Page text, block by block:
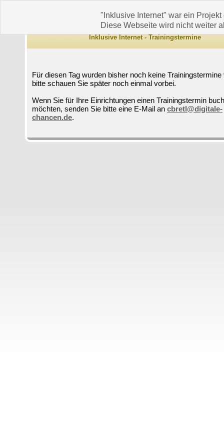
"Inklusive Internet" war ein
Diese Webseite wird nicht weiter
Inklusive Internet - Trainingstermine
Für diesen Tag wurden bisher noch keine Trainingstermine
bitte schauen Sie später noch einmal vorbei.
Wenn Sie für Ihre Einrichtungen einen Trainingstermin
möchten, senden Sie bitte eine E-Mail an cbretl@digitale-
chancen.de.